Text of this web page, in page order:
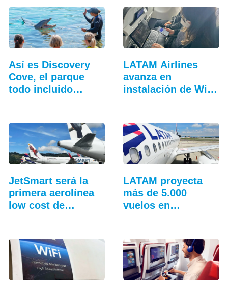
Así es Discovery
Cove, el parque
todo incluido
LATAM Airlines
avanza en
instalación de Wi-
JetSmart será la
primera aerolínea
low cost de…
LATAM proyecta
más de 5.000
vuelos en